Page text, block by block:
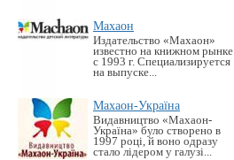
Махаон
Издательство «Махаон»
известно на книжном рынке
с 1993 г. Специализируется
на выпуске...
Махаон-Україна
Видавництво «Махаон-
Україна» було створено в
1997 році, й воно одразу
стало лідером у галузі...